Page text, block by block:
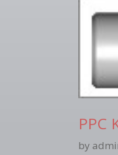
PPC
by